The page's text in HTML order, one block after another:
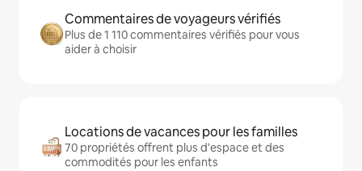
Commentaires de voyageurs vérifiés
Plus de 1 110 commentaires vérifiés pour vous
aider à choisir
Locations de vacances pour les familles
70 propriétés offrent plus d'espace et des
commodités pour les enfants